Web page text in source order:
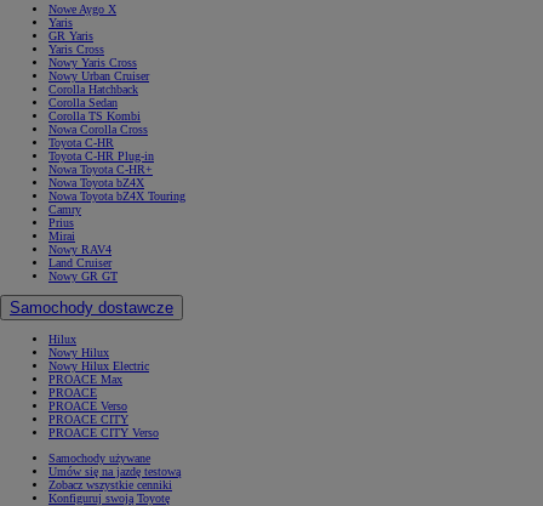
Nowe Aygo X
Yaris
GR Yaris
Yaris Cross
Nowy Yaris Cross
Nowy Urban Cruiser
Corolla Hatchback
Corolla Sedan
Corolla TS Kombi
Nowa Corolla Cross
Toyota C-HR
Toyota C-HR Plug-in
Nowa Toyota C-HR+
Nowa Toyota bZ4X
Nowa Toyota bZ4X Touring
Camry
Prius
Mirai
Nowy RAV4
Land Cruiser
Nowy GR GT
Samochody dostawcze
Hilux
Nowy Hilux
Nowy Hilux Electric
PROACE Max
PROACE
PROACE Verso
PROACE CITY
PROACE CITY Verso
Samochody używane
Umów się na jazdę testową
Zobacz wszystkie cenniki
Konfiguruj swoją Toyotę